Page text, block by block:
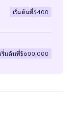
เริ่มต้นที่$400
เริ่มต้นที่$600,000